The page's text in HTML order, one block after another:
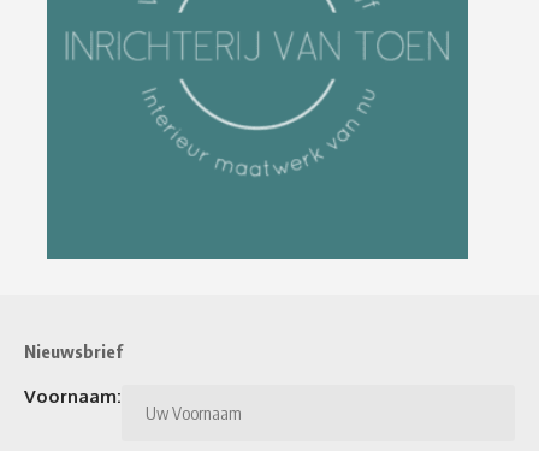
Nieuwsbrief
Voornaam: